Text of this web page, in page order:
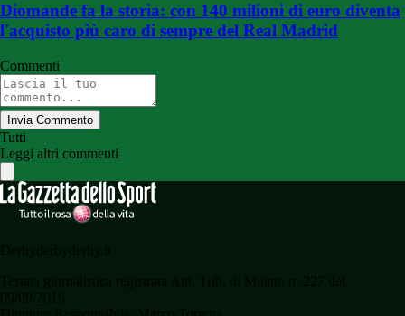
Diomande fa la storia: con 140 milioni di euro diventa
l'acquisto più caro di sempre del Real Madrid
Commenti
Invia Commento
Tutti
Leggi altri commenti